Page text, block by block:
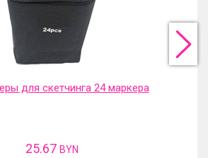
для скетчинга 24 маркера
25.67 BYN